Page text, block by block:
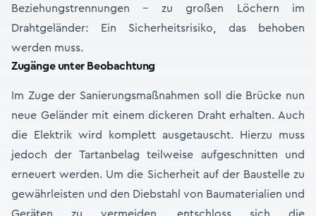
Beziehungstrennungen – zu großen Löchern im
Drahtgeländer: Ein Sicherheitsrisiko, das behoben
werden muss.
Zugänge unter Beobachtung
Im Zuge der Sanierungsmaßnahmen soll die Brücke nun
neue Geländer mit einem dickeren Draht erhalten. Auch
die Elektrik wird komplett ausgetauscht. Hierzu muss
jedoch der Tartanbelag teilweise aufgeschnitten und
erneuert werden. Um die Sicherheit auf der Baustelle zu
gewährleisten und den Diebstahl von Baumaterialien und